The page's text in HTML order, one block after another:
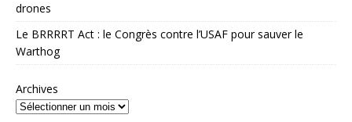
drones
Le BRRRRT Act : le Congrès contre l’USAF pour sauver le
Warthog
Archives